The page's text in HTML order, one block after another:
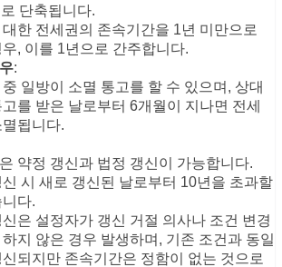
단축됩니다.
한 전세권의 존속기간을 1년 미만으로
, 이를 1년으로 간주합니다.
:
일방이 소멸 통고를 할 수 있으며, 상대
를 받은 날로부터 6개월이 지나면 전세
됩니다.
약정 갱신과 법정 갱신이 가능합니다.
신 시 새로 갱신된 날로부터 10년을 초과할
다.
은 설정자가 갱신 거절 의사나 조건 변경
지 않은 경우 발생하며, 기존 조건과 동일
되지만 존속기간은 정함이 없는 것으로